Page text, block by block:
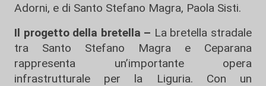
Adorni, e di Santo Stefano Magra, Paola Sisti.
Il progetto della bretella – La bretella stradale
tra Santo Stefano Magra e Ceparana
rappresenta un’importante opera
infrastrutturale per la Liguria. Con un